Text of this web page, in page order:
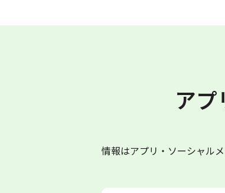
ア
情報はアプリ・ソーシャル